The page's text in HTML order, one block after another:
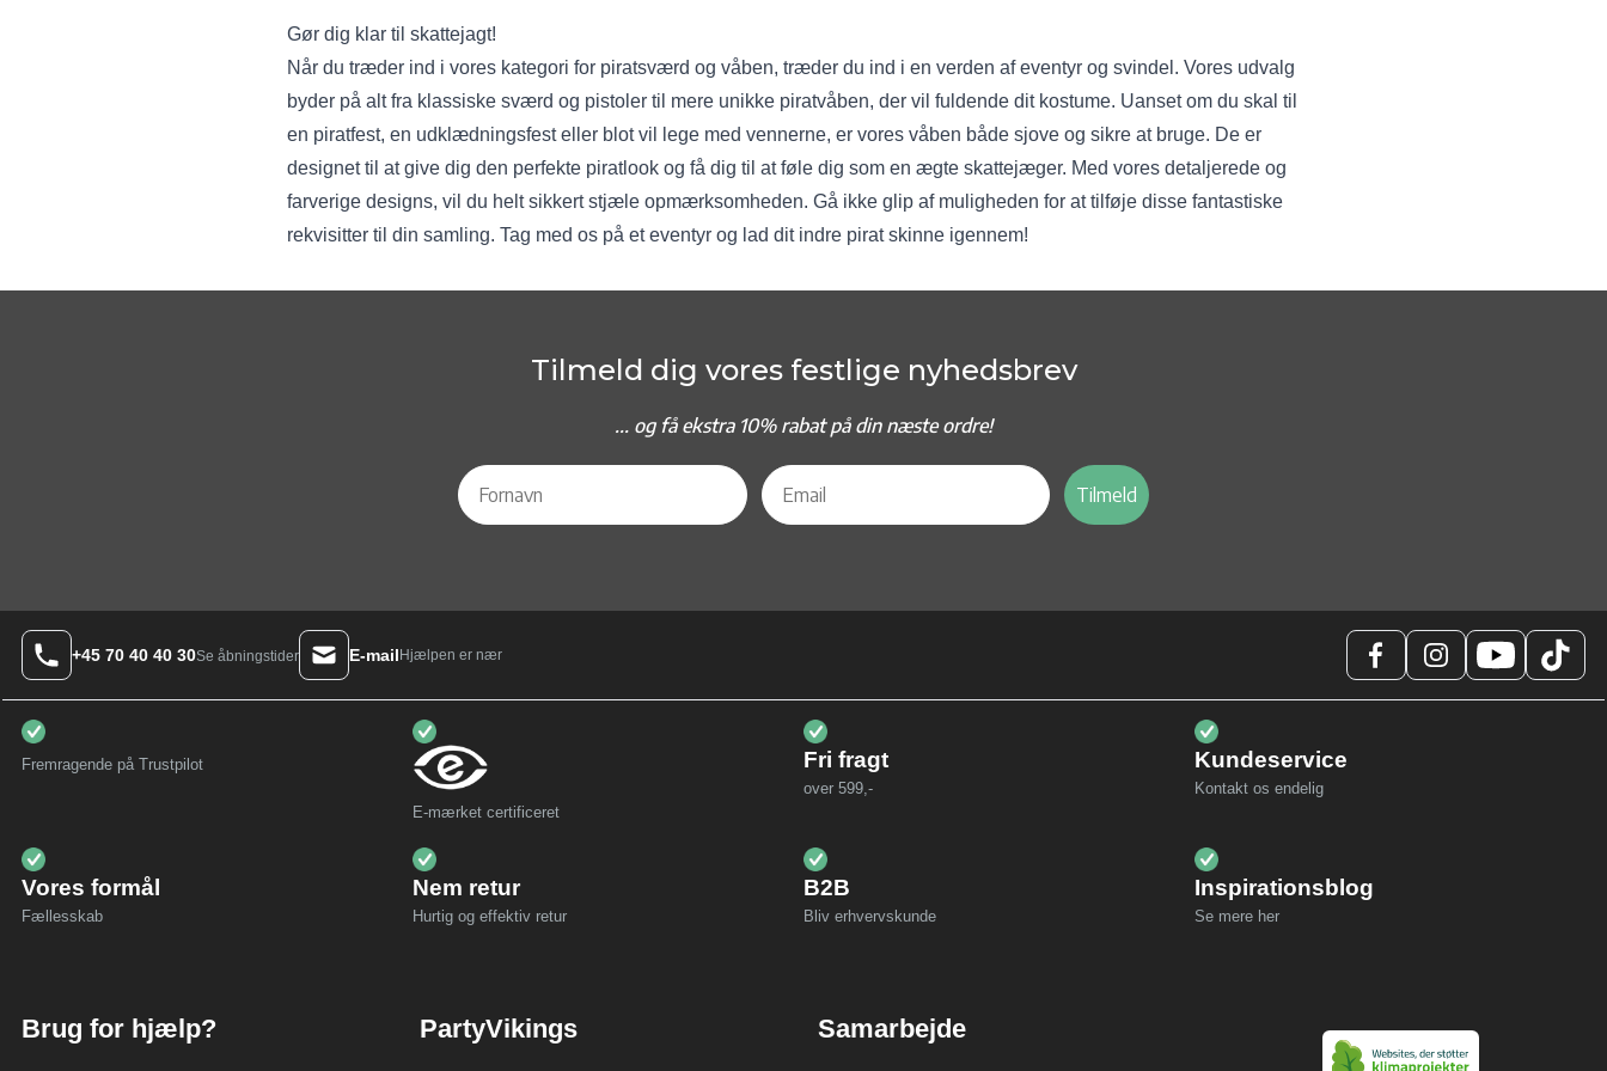
Gør dig klar til skattejagt!
Når du træder ind i vores kategori for piratsværd og våben, træder du ind i en verden af eventyr og svindel. Vores udvalg
byder på alt fra klassiske sværd og pistoler til mere unikke piratvåben, der vil fuldende dit kostume. Uanset om du skal til
en piratfest, en udklædningsfest eller blot vil lege med vennerne, er vores våben både sjove og sikre at bruge. De er
designet til at give dig den perfekte piratlook og få dig til at føle dig som en ægte skattejæger. Med vores detaljerede og
farverige designs, vil du helt sikkert stjæle opmærksomheden. Gå ikke glip af muligheden for at tilføje disse fantastiske
rekvisitter til din samling. Tag med os på et eventyr og lad dit indre pirat skinne igennem!
Tilmeld dig vores festlige nyhedsbrev
... og få ekstra 10% rabat på din næste ordre!
Tilmeld
+45 70 40 40 30Se åbningstider E-mail Hjælpen er nær
Fremragende på Trustpilot
E-mærket certificeret
Fri fragt
over 599,-
Kundeservice
Kontakt os endelig
Vores formål
Fællesskab
Nem retur
Hurtig og effektiv retur
B2B
Bliv erhvervskunde
Inspirationsblog
Se mere her
Brug for hjælp? PartyVikings Samarbejde